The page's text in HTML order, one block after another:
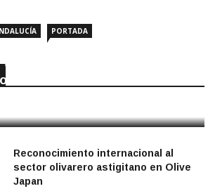
PORTADA
fraganti’ a ladrones de
Reconocimiento internacional al
sector olivarero astigitano en Olive
Japan